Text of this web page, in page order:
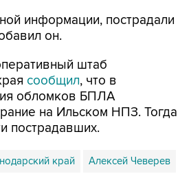
информации, пострадали
он.
штаб
сообщил, что в
обломков БПЛА
на Ильском НПЗ. Тогда
пострадавших.
край Алексей Чеверев